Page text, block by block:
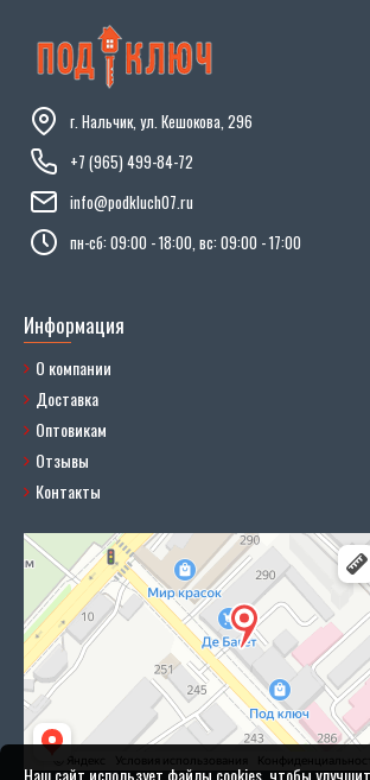
г. Нальчик, ул. Кешокова, 296
+7 (965) 499-84-72
info@podkluch07.ru
пн-сб: 09:00 - 18:00, вс: 09:00 - 17:00
Информация
О компании
Доставка
Оптовикам
Отзывы
Контакты
Наш сайт использует файлы cookies, чтобы